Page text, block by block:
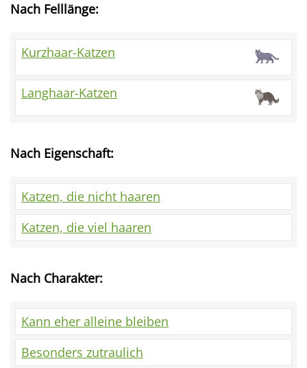
Nach Felllänge:
Kurzhaar-Katzen
Langhaar-Katzen
Nach Eigenschaft:
Katzen, die nicht haaren
Katzen, die viel haaren
Nach Charakter:
Kann eher alleine bleiben
Besonders zutraulich